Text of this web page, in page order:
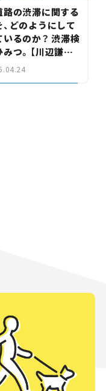
路の渋滞に関する
どのようにして
いるのか？ 渋滞検
つ。【川辺謙一
の科学」Vol.7】